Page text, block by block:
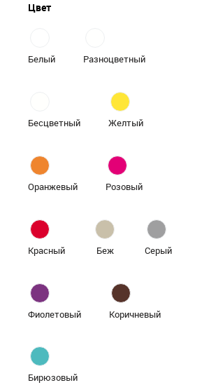
Цвет
Белый Разноцветный
Бесцветный Желтый
Оранжевый Розовый
Красный Беж Серый
Фиолетовый Коричневый
Бирюзовый